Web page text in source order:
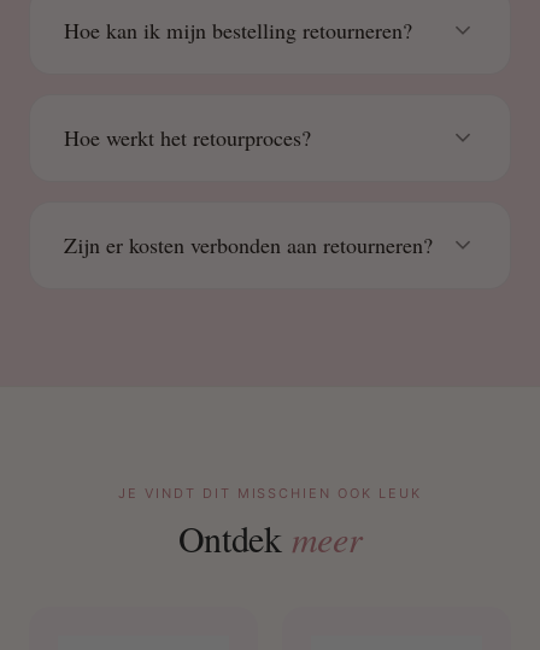
Hoe kan ik mijn bestelling retourneren?
Hoe werkt het retourproces?
Zijn er kosten verbonden aan retourneren?
JE VINDT DIT MISSCHIEN OOK LEUK
Ontdek meer